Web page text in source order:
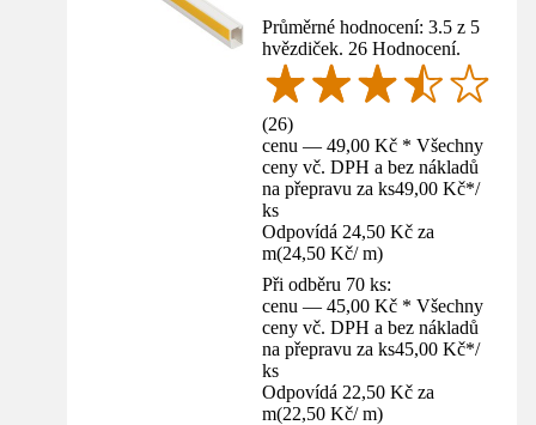
Průměrné hodnocení: 3.5 z 5
hvězdiček. 26 Hodnocení.
(26)
cenu — 49,00 Kč * Všechny
ceny vč. DPH a bez nákladů
na přepravu za ks49,00 Kč*/
ks
Odpovídá 24,50 Kč za
m(24,50 Kč/ m)
Při odběru 70 ks:
cenu — 45,00 Kč * Všechny
ceny vč. DPH a bez nákladů
na přepravu za ks45,00 Kč*/
ks
Odpovídá 22,50 Kč za
m(22,50 Kč/ m)